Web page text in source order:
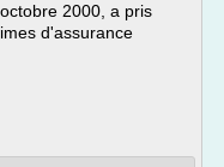
2000, a pris
d'assurance